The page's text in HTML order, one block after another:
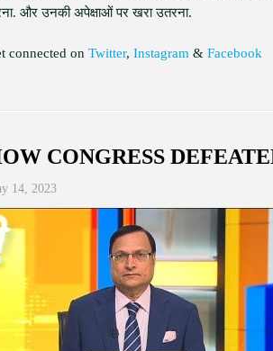
और उनकी अपेक्षाओं पर खरा उतरना.
connected on Twitter, Instagram & Facebook
CONGRESS
14, 2023